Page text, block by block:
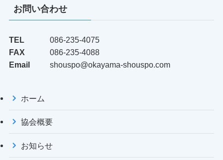
お問い合わせ
TEL
086-235-4075
FAX
086-235-4088
Email
shouspo@okayama-shouspo.com
ホーム
協会概要
お知らせ